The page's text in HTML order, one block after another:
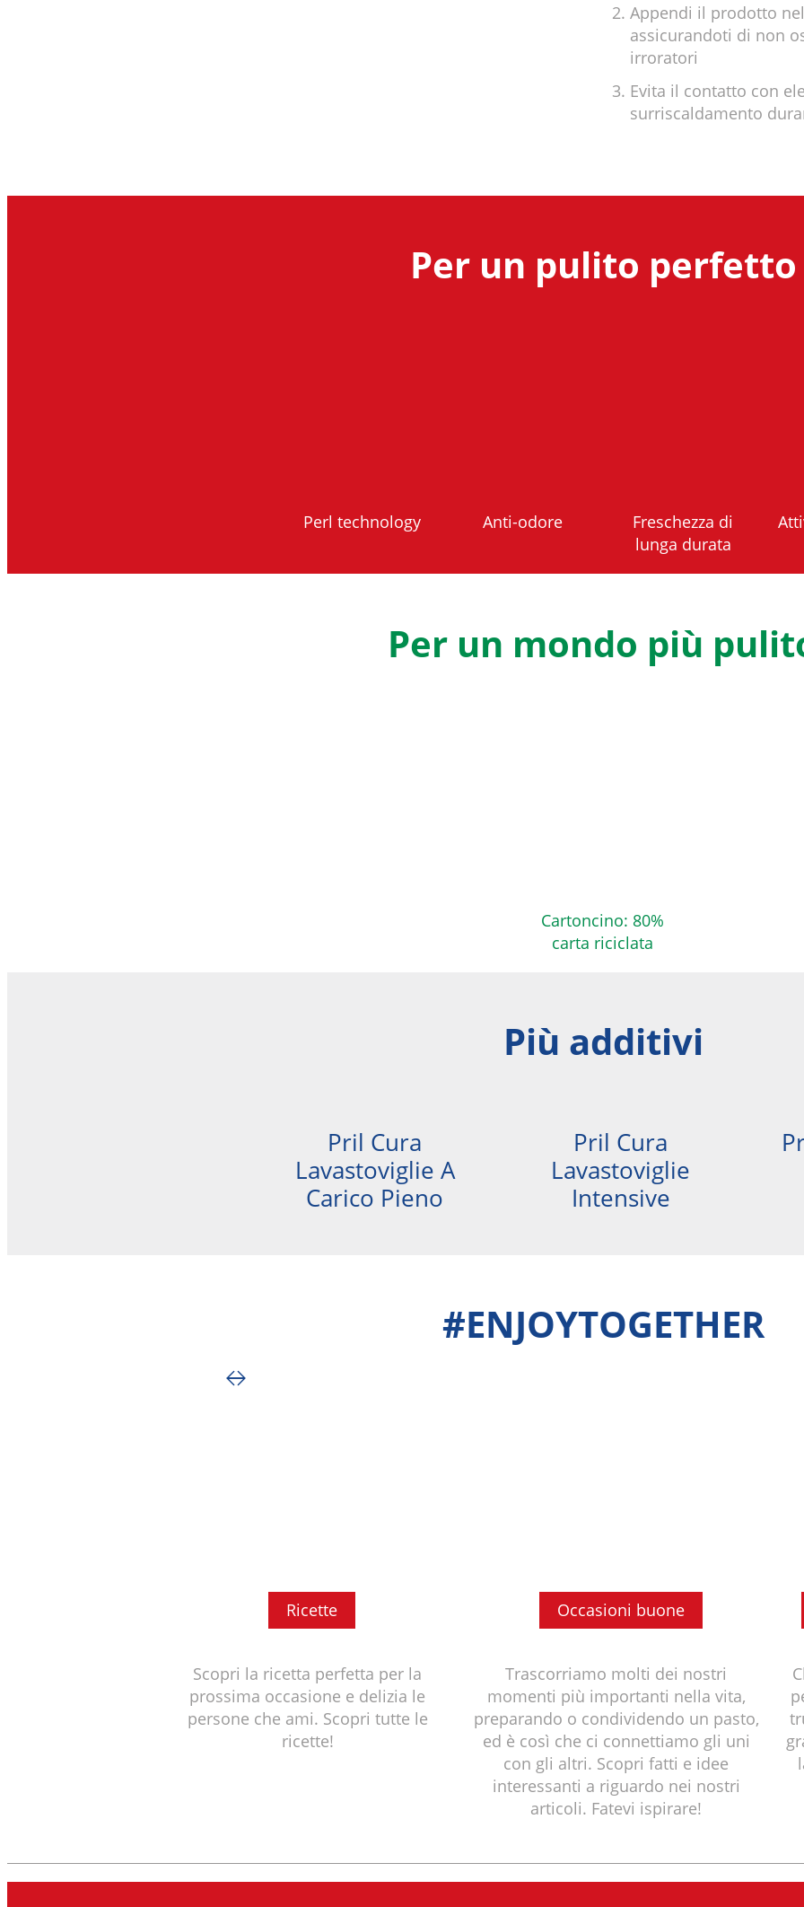
Appendi il prodotto
assicurandoti di non
irroratori
Evita il contatto con
surriscaldamento
Per un pulito perfetto
Perl technology Anti-odore
Freschezza di
lunga durata
Per un mondo più
Cartoncino: 80%
carta riciclata
Più additivi
Pril Cura
Lavastoviglie A
Carico Pieno
Pril Cura
Lavastoviglie
Intensive
#ENJOYTOGETHER
Ricette
Scopri la ricetta perfetta per la
prossima occasione e delizia le
persone che ami. Scopri tutte le
ricette!
Occasioni buone
Trascorriamo molti dei nostri
momenti più importanti nella vita,
preparando o condividendo un pasto,
ed è così che ci connettiamo gli uni
con gli altri. Scopri fatti e idee
interessanti a riguardo nei nostri
articoli. Fatevi ispirare!